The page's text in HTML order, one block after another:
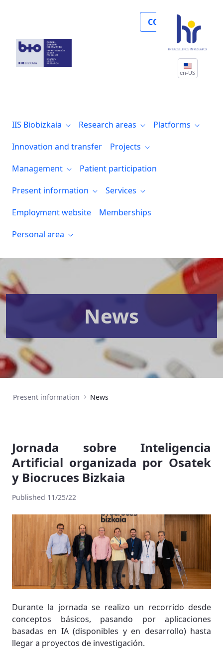
COLLABORATE
en-US
IIS Biobizkaia Research areas
Platforms
Innovation and transfer
Projects
Management
Patient participation
Present information
Services
Employment website
Memberships
Personal area
News
Present information News
Jornada sobre Inteligencia
Artificial organizada por Osatek
y Biocruces Bizkaia
Published 11/25/22
Durante la jornada se realizo un recorrido desde
conceptos básicos, pasando por aplicaciones
basadas en IA (disponibles y en desarrollo) hasta
llegar a proyectos de investigación.